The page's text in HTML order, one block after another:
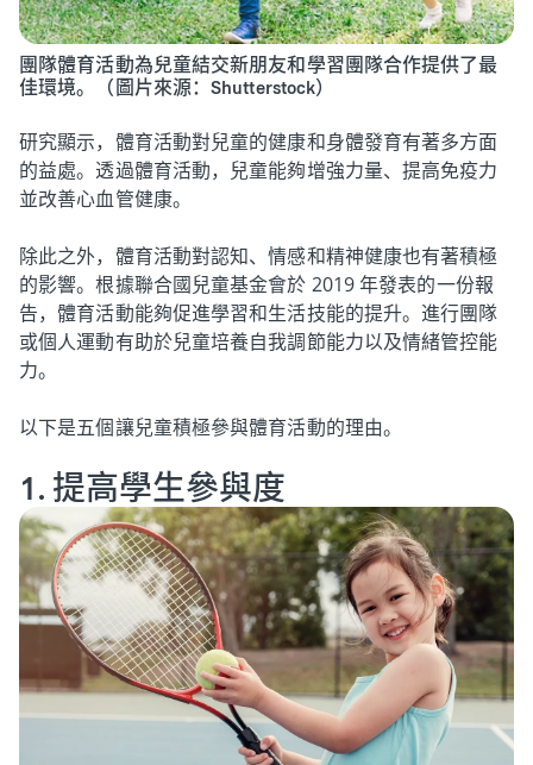
團隊體育活動為兒童結交新朋友和學習團隊合作提供了最
佳環境。（圖片來源：Shutterstock）
研究顯示，體育活動對兒童的健康和身體發育有著多方面
的益處。透過體育活動，兒童能夠增強力量、提高免疫力
並改善心血管健康。
除此之外，體育活動對認知、情感和精神健康也有著積極
的影響。根據聯合國兒童基金會於 2019 年發表的一份報
告，體育活動能夠促進學習和生活技能的提升。進行團隊
或個人運動有助於兒童培養自我調節能力以及情緒管控能
力。
以下是五個讓兒童積極參與體育活動的理由。
1. 提高學生參與度